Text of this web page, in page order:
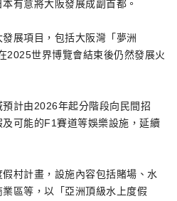
有意將大阪發展成副首都。
展項目，包括大阪灣「夢洲
2025世界博覽會結束後仍然發展火
計由2026年起分階段向民間招
可能的F1賽道等娛樂設施，延續
村計畫，設施內容包括賭場、水
業區等，以「亞洲頂級水上度假